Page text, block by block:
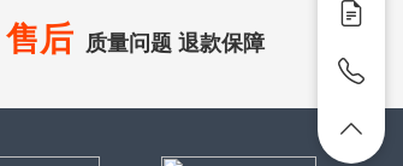
售后 质量问题 退款保障